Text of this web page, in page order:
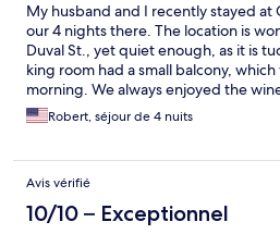
My husband and I recently stayed at
our 4 nights there. The location is
Duval St., yet quiet enough, as it is
king room had a small balcony,
morning. We always enjoyed the
happy hour before heading out to
wonderful and we would definitely
Robert, séjour de 4 nuits
Avis vérifié
10/10 – Exceptionnel